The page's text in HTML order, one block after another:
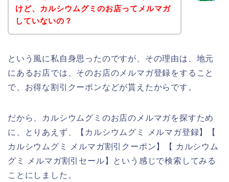
けど、カルシウムグミのお店ってメルマガ
していないの？
という風に私自身思ったのですが、その理由は、地元
にあるお店では、そのお店のメルマガ登録をすること
で、お得な割引クーポンなどが貰えたからです。
だから、カルシウムグミのお店のメルマガを探すため
に、とりあえず、【カルシウムグミ メルマガ登録】【
カルシウムグミ メルマガ割引クーポン】【 カルシウム
グミ メルマガ割引セール】という感じで検索してみる
ことにしました。